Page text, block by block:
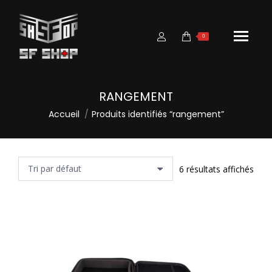
0
RANGEMENT
Vous êtes ici :
Accueil Produits identifiés “rangement”
6 résultats affichés